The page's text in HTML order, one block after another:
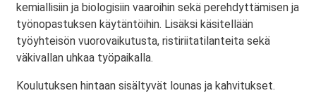
kemiallisiin ja biologisiin vaaroihin sekä perehdyttämisen ja
työnopastuksen käytäntöihin. Lisäksi käsitellään
työyhteisön vuorovaikutusta, ristiriitatilanteita sekä
väkivallan uhkaa työpaikalla.
Koulutuksen hintaan sisältyvät lounas ja kahvitukset.